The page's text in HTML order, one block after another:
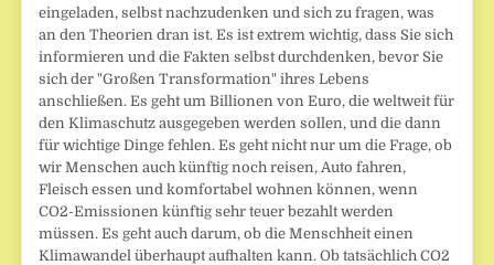
eingeladen, selbst nachzudenken und sich zu fragen, was
an den Theorien dran ist. Es ist extrem wichtig, dass Sie sich
informieren und die Fakten selbst durchdenken, bevor Sie
sich der "Großen Transformation" ihres Lebens
anschließen. Es geht um Billionen von Euro, die weltweit für
den Klimaschutz ausgegeben werden sollen, und die dann
für wichtige Dinge fehlen. Es geht nicht nur um die Frage, ob
wir Menschen auch künftig noch reisen, Auto fahren,
Fleisch essen und komfortabel wohnen können, wenn
CO2-Emissionen künftig sehr teuer bezahlt werden
müssen. Es geht auch darum, ob die Menschheit einen
Klimawandel überhaupt aufhalten kann. Ob tatsächlich CO2